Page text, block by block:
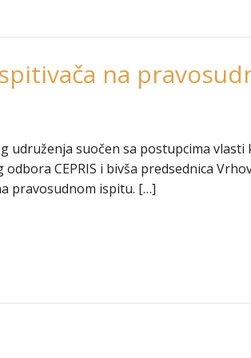
na
udruženja suočen sa postupcima
CEPRIS i bivša predsednica
pravosudnom ispitu. […]